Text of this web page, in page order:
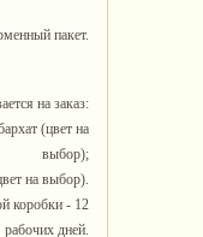
пакет.
на заказ:
(цвет на
выбор);
на выбор).
коробки - 12
рабочих дней.